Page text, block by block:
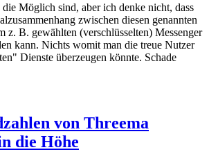
Möglich sind, aber ich denke nicht, dass
zwischen diesen genannten
z. B. gewählten (verschlüsselten) Messenger
kann. Nichts womit man die treue Nutzer
Dienste überzeugen könnte. Schade
von Threema
die Höhe